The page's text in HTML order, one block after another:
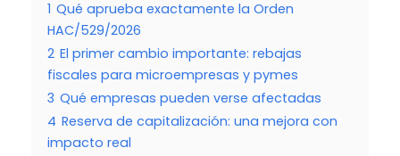
1 Qué aprueba exactamente la Orden
HAC/529/2026
2 El primer cambio importante: rebajas
fiscales para microempresas y pymes
3 Qué empresas pueden verse afectadas
4 Reserva de capitalización: una mejora con
impacto real